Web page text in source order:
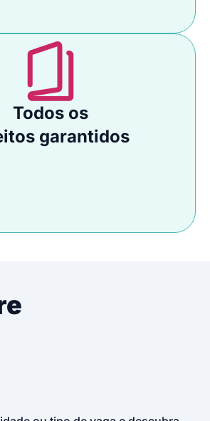
Todos os
garantidos